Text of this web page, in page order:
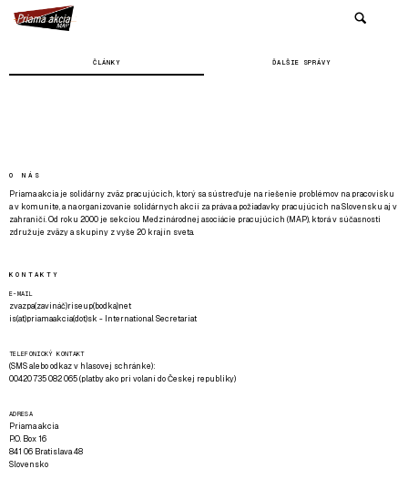
ČLÁNKY ĎALŠIE SPRÁVY
O NÁS
Priama akcia je solidárny zväz pracujúcich, ktorý sa sústreďuje na riešenie problémov na pracovisku
a v komunite, a na organizovanie solidárnych akcií za práva a požiadavky pracujúcich na Slovensku aj v
zahraničí. Od roku 2000 je sekciou Medzinárodnej asociácie pracujúcich (MAP), ktorá v súčasnosti
združuje zväzy a skupiny z vyše 20 krajín sveta.
KONTAKTY
E-MAIL
zvazpa(zavináč)riseup(bodka)net
is(at)priamaakcia(dot)sk - International Secretariat
TELEFONICKÝ KONTAKT
(SMS alebo odkaz v hlasovej schránke):
00420 735 082 065 (platby ako pri volaní do Českej republiky)
ADRESA
Priama akcia
P.O. Box 16
841 06 Bratislava 48
Slovensko